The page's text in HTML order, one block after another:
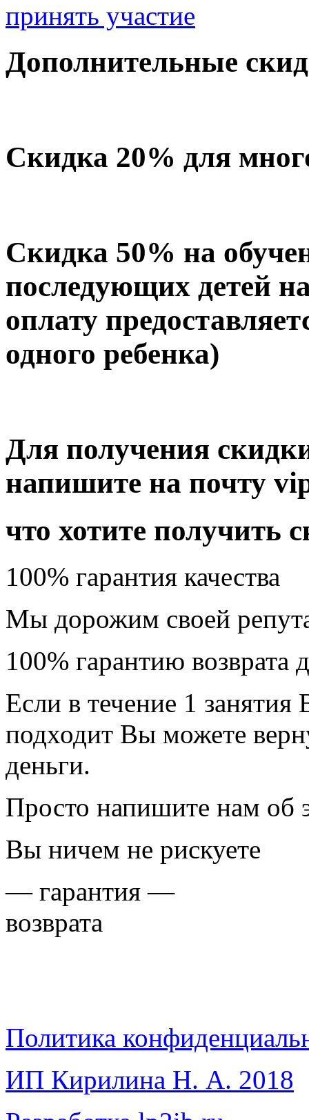
принять участие
Дополнительные
Скидка 20% для
Скидка 50% на
последующих детей
оплату
одного ребенка)
Для получения
напишите на почту
что хотите получить
100% гарантия качества
Мы дорожим своей
100% гарантию возврата
Если в течение 1
подходит Вы можете
деньги.
Просто напишите нам об
Вы ничем не рискуете
— гарантия —
возврата
Политика
ИП Кирилина Н. А. 2018